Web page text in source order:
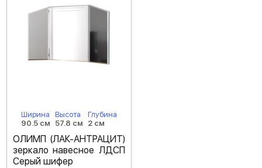
Ширина
90.5 см
Высота
57.8 см
Глубина
2 см
ОЛИМП (ЛАК-АНТРАЦИТ)
зеркало навесное ЛДСП
Серый шифер